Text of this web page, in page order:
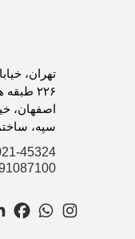
تهران،
۲۲۶ طبقه همکف
اصفهان،
سپه، ساختمان
45324
Instagram
WhatsApp